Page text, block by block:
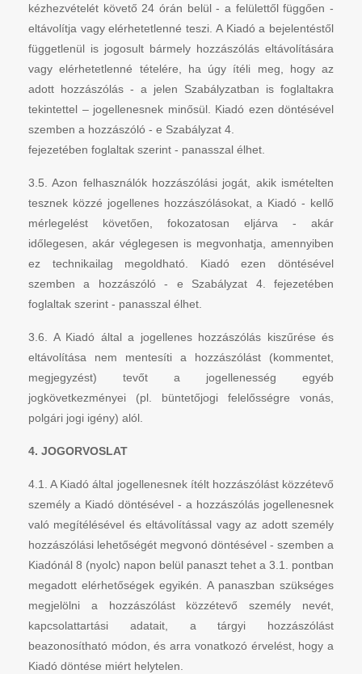
kézhezvételét követő 24 órán belül - a felülettől függően -
eltávolítja vagy elérhetetlenné teszi. A Kiadó a bejelentéstől
függetlenül is jogosult bármely hozzászólás eltávolítására
vagy elérhetetlenné tételére, ha úgy ítéli meg, hogy az
adott hozzászólás - a jelen Szabályzatban is foglaltakra
tekintettel – jogellenesnek minősül. Kiadó ezen döntésével
szemben a hozzászóló - e Szabályzat 4.
fejezetében foglaltak szerint - panasszal élhet.
3.5. Azon felhasználók hozzászólási jogát, akik ismételten
tesznek közzé jogellenes hozzászólásokat, a Kiadó - kellő
mérlegelést követően, fokozatosan eljárva - akár
időlegesen, akár véglegesen is megvonhatja, amennyiben
ez technikailag megoldható. Kiadó ezen döntésével
szemben a hozzászóló - e Szabályzat 4. fejezetében
foglaltak szerint - panasszal élhet.
3.6. A Kiadó által a jogellenes hozzászólás kiszűrése és
eltávolítása nem mentesíti a hozzászólást (kommentet,
megjegyzést) tevőt a jogellenesség egyéb
jogkövetkezményei (pl. büntetőjogi felelősségre vonás,
polgári jogi igény) alól.
4. JOGORVOSLAT
4.1. A Kiadó által jogellenesnek ítélt hozzászólást közzétevő
személy a Kiadó döntésével - a hozzászólás jogellenesnek
való megítélésével és eltávolítással vagy az adott személy
hozzászólási lehetőségét megvonó döntésével - szemben a
Kiadónál 8 (nyolc) napon belül panaszt tehet a 3.1. pontban
megadott elérhetőségek egyikén. A panaszban szükséges
megjelölni a hozzászólást közzétevő személy nevét,
kapcsolattartási adatait, a tárgyi hozzászólást
beazonosítható módon, és arra vonatkozó érvelést, hogy a
Kiadó döntése miért helytelen.